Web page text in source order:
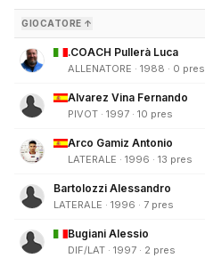
GIOCATORE ↑
.COACH Pullerà Luca
ALLENATORE · 1988 · 0 pres
Alvarez Vina Fernando
PIVOT · 1997 · 10 pres
Arco Gamiz Antonio
LATERALE · 1996 · 13 pres
Bartolozzi Alessandro
LATERALE · 1996 · 7 pres
Bugiani Alessio
DIF/LAT · 1997 · 2 pres